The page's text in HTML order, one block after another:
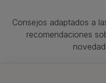
Consejos adaptados a
recomendaciones